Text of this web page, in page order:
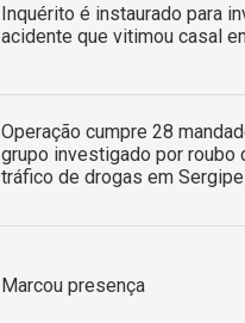
Inquérito é instaurado para
acidente que vitimou casal
Operação cumpre 28
grupo investigado por roubo
tráfico de drogas em Sergipe
Marcou presença